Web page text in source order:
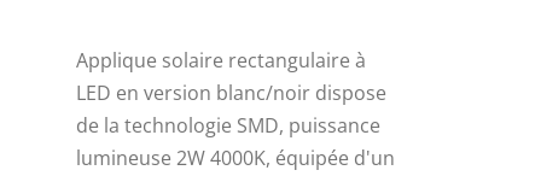
initial
était :
35,00 €.
Applique solaire rectangulaire à
LED en version blanc/noir dispose
de la technologie SMD, puissance
lumineuse 2W 4000K, équipée d'un